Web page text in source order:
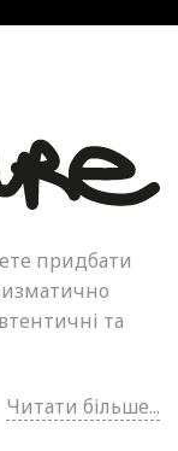
придбати
та
Читати більше...